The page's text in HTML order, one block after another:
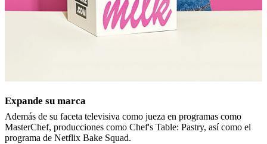
Expande su marca
Además de su faceta televisiva como jueza en programas como
MasterChef, producciones como Chef's Table: Pastry, así como el
programa de Netflix Bake Squad.